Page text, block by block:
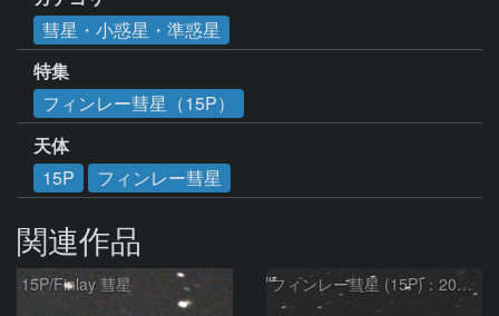
彗星・小惑星・準惑星
特集
フィンレー彗星（15P）
天体
15P
フィンレー彗星
関連作品
15P/Finlay 彗星 フィンレー彗星 (15P)：2021/10/18